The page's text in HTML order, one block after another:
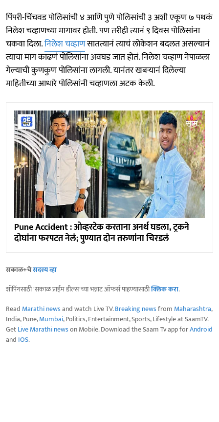
पिंपरी-चिंचवड पोलिसांची ४ आणि पुणे पोलिसांची ३ अशी एकूण ७ पथकं
निलेश चव्हाणच्या मागावर होती. पण तरीही त्यानं ९ दिवस पोलिसांना
चकवा दिला.निलेश चव्हाणसातत्यानं त्याचं लोकेशन बदलत असल्यानं
त्याचा माग काढणं पोलिसांना अवघड जात होतं. निलेश चव्हाण नेपाळला
गेल्याची कुणकुण पोलिसांना लागली. यानंतर खबऱ्यानं दिलेल्या
माहितीच्या आधारे पोलिसांनी चव्हाणला अटक केली.
Pune Accident : ओव्हरटेक करताना अनर्थ घडला, ट्रकने
दोघांना फरपटत नेलं; पुण्यात दोन तरुणांना चिरडलं
सकाळ+चेसदस्य व्हा
शॉपिंगसाठी 'सकाळ प्राईम डील्स'च्या भन्नाट ऑफर्स पाहण्यासाठीक्लिक करा.
Read Marathi newsand watch Live TV.Breaking newsfrom Maharashtra,
India, Pune,Mumbai, Politics, Entertainment, Sports, Lifestyle at SaamTV.
GetLive Marathi newson Mobile. Download the Saam Tv app forAndroid
and IOS.